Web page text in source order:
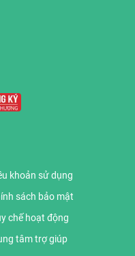
khoản sử dụng
sách bảo mật
chế hoạt động
tâm trợ giúp